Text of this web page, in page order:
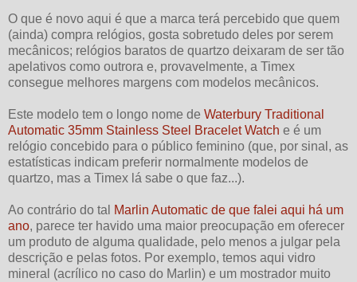
O que é novo aqui é que a marca terá percebido que quem
(ainda) compra relógios, gosta sobretudo deles por serem
mecânicos; relógios baratos de quartzo deixaram de ser tão
apelativos como outrora e, provavelmente, a Timex
consegue melhores margens com modelos mecânicos.
Este modelo tem o longo nome de Waterbury Traditional
Automatic 35mm Stainless Steel Bracelet Watch e é um
relógio concebido para o público feminino (que, por sinal, as
estatísticas indicam preferir normalmente modelos de
quartzo, mas a Timex lá sabe o que faz...).
Ao contrário do tal
Marlin Automatic de que falei aqui há um
ano, parece ter havido uma maior preocupação em oferecer
um produto de alguma qualidade, pelo menos a julgar pela
descrição e pelas fotos. Por exemplo, temos aqui vidro
mineral (acrílico no caso do Marlin) e um mostrador muito